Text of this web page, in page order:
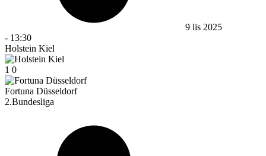
9 lis 2025
- 13:30
Holstein Kiel
1 0
Fortuna Düsseldorf
2.Bundesliga